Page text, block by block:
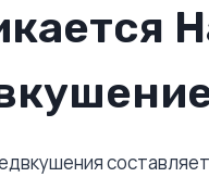
составляет